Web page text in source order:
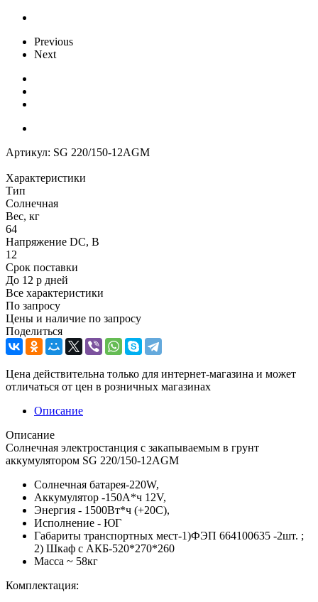
Previous
Next
Артикул: SG 220/150-12AGM
Характеристики
Тип
Солнечная
Вес, кг
64
Напряжение DC, В
12
Срок поставки
До 12 р дней
Все характеристики
По запросу
Цены и наличие по запросу
Поделиться
Цена действительна только для интернет-магазина и может
отличаться от цен в розничных магазинах
Описание
Описание
Солнечная электростанция с закапываемым в грунт
аккумулятором SG 220/150-12AGM
Солнечная батарея-220W,
Аккумулятор -150А*ч 12V,
Энергия - 1500Вт*ч (+20С),
Исполнение - ЮГ
Габариты транспортных мест-1)ФЭП 664100635 -2шт. ;
2) Шкаф с АКБ-520*270*260
Масса ~ 58кг
Комплектация: